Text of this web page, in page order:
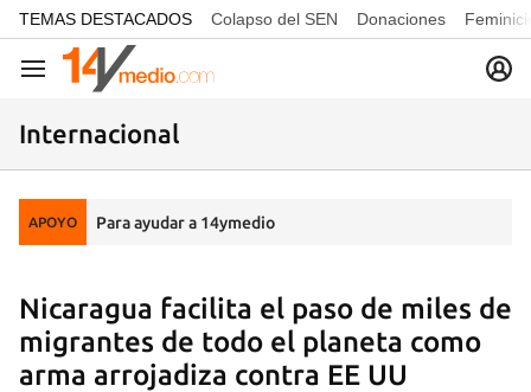
common.go-to-content
TEMAS DESTACADOS Colapso del SEN Donaciones
Navegación
Internacional
APOYO Para ayudar a 14ymedio
Nicaragua facilita el paso de miles de
migrantes de todo el planeta como
arma arrojadiza contra EE UU